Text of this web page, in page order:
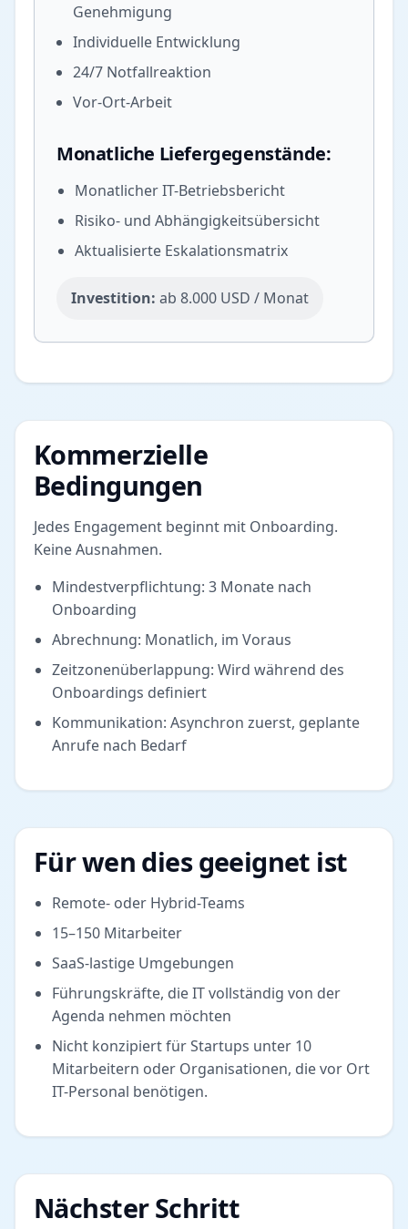
Genehmigung
Individuelle Entwicklung
24/7 Notfallreaktion
Vor-Ort-Arbeit
Monatliche Liefergegenstände:
Monatlicher IT-Betriebsbericht
Risiko- und Abhängigkeitsübersicht
Aktualisierte Eskalationsmatrix
Investition: ab 8.000 USD / Monat
Kommerzielle
Bedingungen
Jedes Engagement beginnt mit Onboarding.
Keine Ausnahmen.
Mindestverpflichtung: 3 Monate nach
Onboarding
Abrechnung: Monatlich, im Voraus
Zeitzonenüberlappung: Wird während des
Onboardings definiert
Kommunikation: Asynchron zuerst, geplante
Anrufe nach Bedarf
Für wen dies geeignet ist
Remote- oder Hybrid-Teams
15–150 Mitarbeiter
SaaS-lastige Umgebungen
Führungskräfte, die IT vollständig von der
Agenda nehmen möchten
Nicht konzipiert für Startups unter 10
Mitarbeitern oder Organisationen, die vor Ort
IT-Personal benötigen.
Nächster Schritt